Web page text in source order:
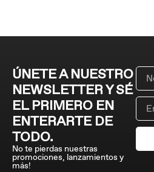
ÚNETE A NUESTRO
NEWSLETTER Y SÉ
EL PRIMERO EN
ENTERARTE DE
TODO.
No te pierdas nuestras
promociones, lanzamientos y
más!